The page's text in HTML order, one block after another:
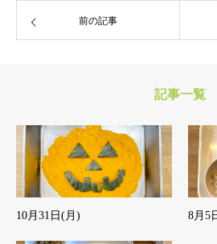
前の記事
記事一覧
10月31日(月) 8月5